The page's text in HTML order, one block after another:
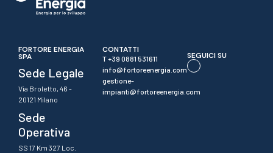
FORTORE ENERGIA
SPA
Sede Legale
Via Broletto, 46 -
20121 Milano
Sede
Operativa
SS 17 Km 327 Loc.
CONTATTI
T +39 0881 531611
info@fortoreenergia.com
gestione-
impianti@fortoreenergia.com
SEGUICI SU